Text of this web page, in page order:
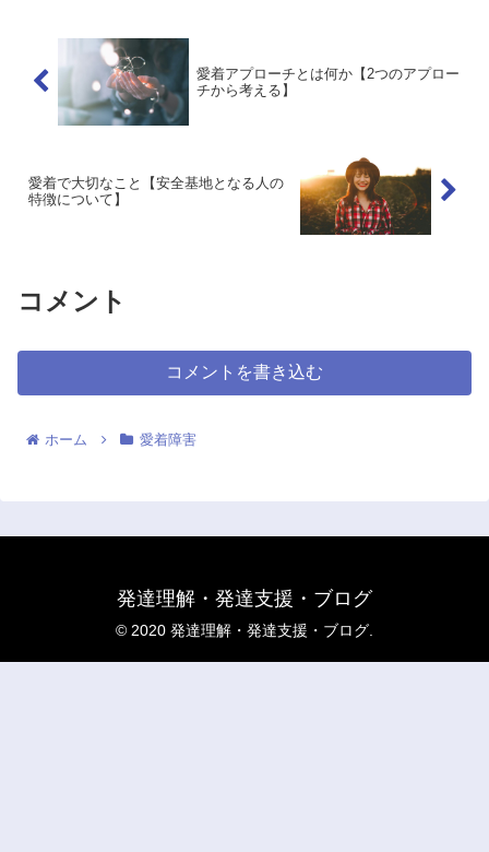
愛着アプローチとは何か【2つのアプロー
チから考える】
愛着で大切なこと【安全基地となる人の
特徴について】
コメント
コメントを書き込む
ホーム 愛着障害
発達理解・発達支援・ブログ
© 2020 発達理解・発達支援・ブログ.